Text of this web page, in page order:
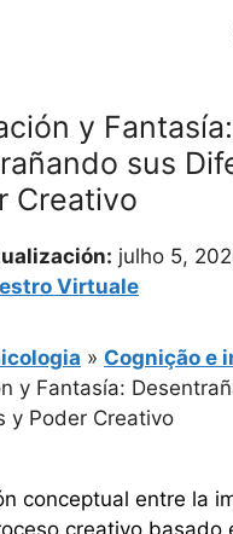
y Fantasía:
sus
Creativo
julho 5,
Virtuale
» Cognição e
y Fantasía:
y Poder Creativo
conceptual entre la
creativo basado